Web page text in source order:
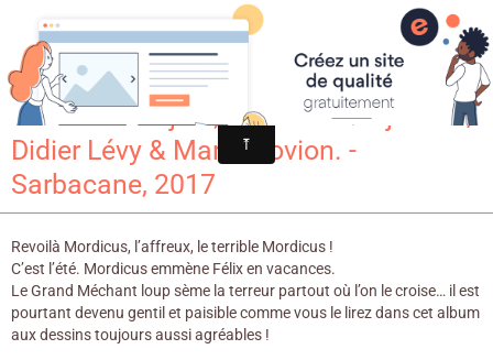
Croqu'livre
Mordicus un jour, Mordicus toujours ! /
Didier Lévy & Marie Novion. -
Sarbacane, 2017
Revoilà Mordicus, l’affreux, le terrible Mordicus !
C’est l’été. Mordicus emmène Félix en vacances.
Le Grand Méchant loup sème la terreur partout où l’on le croise… il est
pourtant devenu gentil et paisible comme vous le lirez dans cet album
aux dessins toujours aussi agréables !